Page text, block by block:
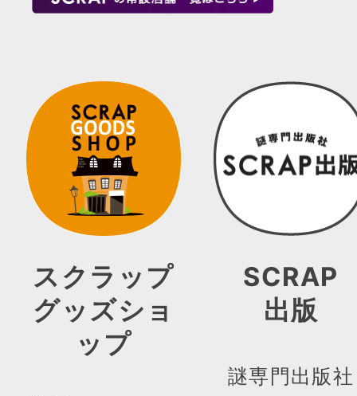
スクラップ
グッズショ
ップ
SCRAP
出版
謎専門出版社